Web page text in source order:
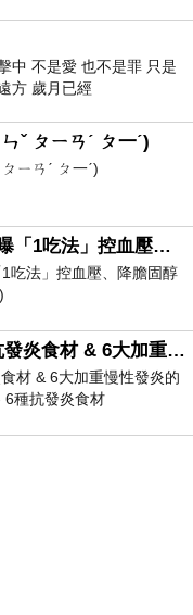
中 不是愛 也不是罪 只是
方 歲月已經
ˇ ㄆㄧㄢˊ ㄆ一ˊ)
ㄧㄢˊ ㄆ一ˊ)
不只少吃鹽！專家曝「1吃法」控血壓、降膽固醇 - 得舒飲食(DASH Diet)
吃法」控血壓、降膽固醇
dietitiansophia/posts/
欣儀營養師 - 6種抗發炎食材 & 6大加重慢性發炎的飲食習慣
材 & 6大加重慢性發炎的
6種抗發炎食材
photo/?fbid=147